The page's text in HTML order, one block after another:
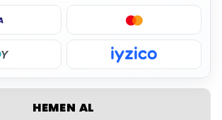
Y
HEMEN AL